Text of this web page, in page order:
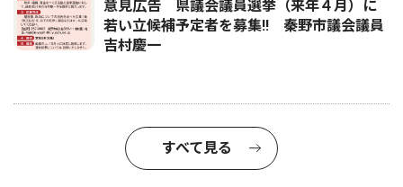
意見広告 県議会議員選挙（来年４月）に
若い立候補予定者を募集‼ 秦野市議会議員
吉村慶一
すべて見る